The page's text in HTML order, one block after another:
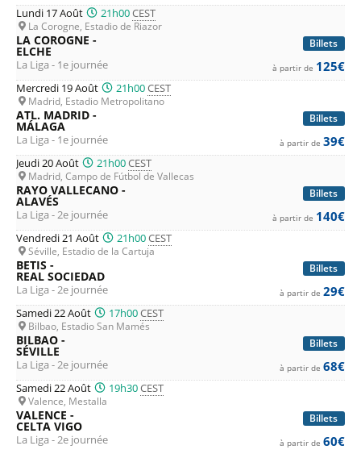
Lundi 17 Août 21h00CEST
La Corogne, Estadio de Riazor
Billets
LA COROGNE -
ELCHE
La Liga - 1e journée à partir de 125€
Mercredi 19 Août 21h00CEST
Madrid, Estadio Metropolitano
Billets
ATL. MADRID -
MÁLAGA
La Liga - 1e journée à partir de 39€
Jeudi 20 Août 21h00CEST
Madrid, Campo de Fútbol de Vallecas
Billets
RAYO VALLECANO -
ALAVÉS
La Liga - 2e journée à partir de 140€
Vendredi 21 Août 21h00CEST
Séville, Estadio de la Cartuja
Billets
BETIS -
REAL SOCIEDAD
La Liga - 2e journée à partir de 29€
Samedi 22 Août 17h00CEST
Bilbao, Estadio San Mamés
Billets
BILBAO -
SÉVILLE
La Liga - 2e journée à partir de 68€
Samedi 22 Août 19h30CEST
Valence, Mestalla
Billets
VALENCE -
CELTA VIGO
La Liga - 2e journée à partir de 60€